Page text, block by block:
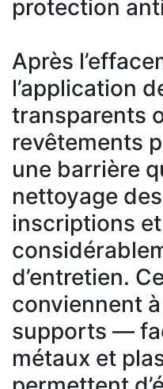
protection
Après
l’application
transparents
revêtements
une barrière
nettoyage
inscriptions
d’entretien.
conviennent
supports —
métaux et